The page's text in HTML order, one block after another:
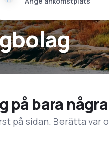
på bara
på sidan. Berätta var